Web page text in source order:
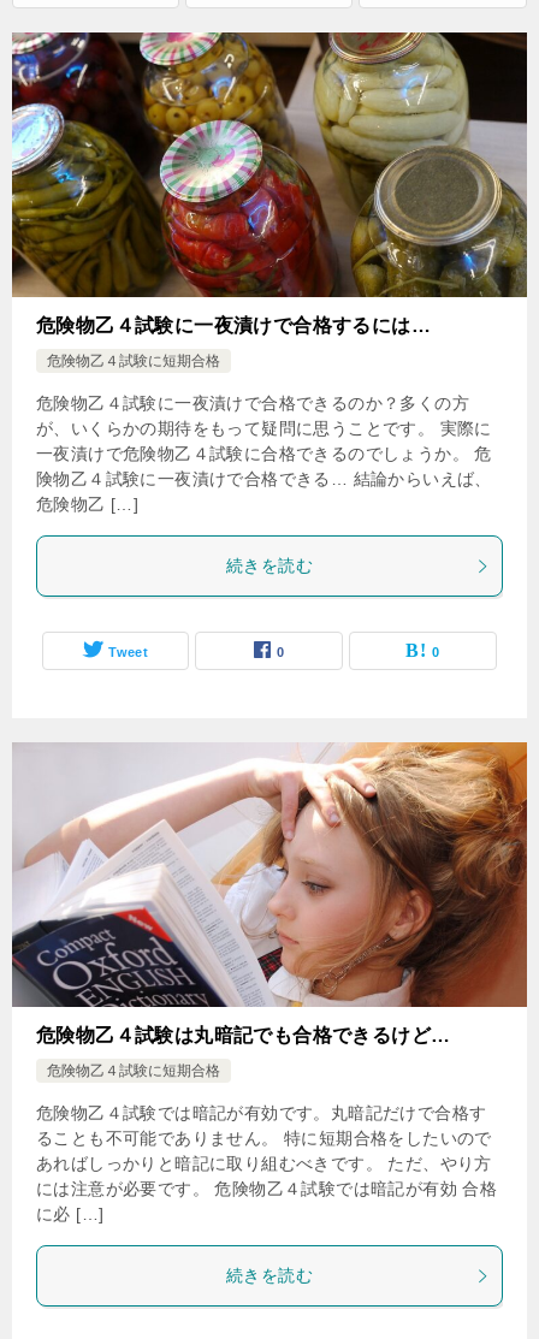
危険物乙４試験に一夜漬けで合格するには…
危険物乙４試験に短期合格
危険物乙４試験に一夜漬けで合格できるのか？多くの方
が、いくらかの期待をもって疑問に思うことです。 実際に
一夜漬けで危険物乙４試験に合格できるのでしょうか。 危
険物乙４試験に一夜漬けで合格できる… 結論からいえば、
危険物乙 […]
続きを読む
Tweet 0 0
危険物乙４試験は丸暗記でも合格できるけど…
危険物乙４試験に短期合格
危険物乙４試験では暗記が有効です。丸暗記だけで合格す
ることも不可能でありません。 特に短期合格をしたいので
あればしっかりと暗記に取り組むべきです。 ただ、やり方
には注意が必要です。 危険物乙４試験では暗記が有効 合格
に必 […]
続きを読む